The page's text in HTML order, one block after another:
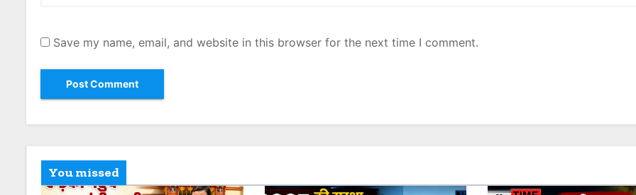
Save my name, email, and website in this browser for the next time I comment.
You missed